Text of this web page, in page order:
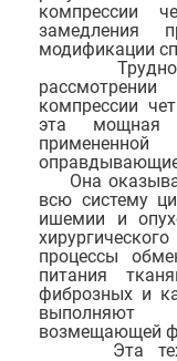
компрессии
замедления
модификации
Трудно
компрессии
эта мощная
примененной
Она
всю систему
ишемии и
процессы
питания
фиброзных и
выполняют
возмещающей
Эта